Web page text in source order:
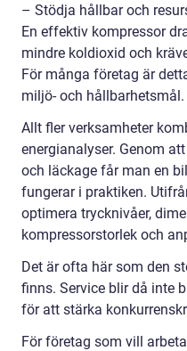
– Stödja hållbar och
En effektiv kompressor
mindre koldioxid och
För många företag är
miljö- och hållbarhetsmål.
Allt fler verksamheter
energianalyser. Genom
och läckage får man en
fungerar i praktiken.
optimera trycknivåer,
kompressorstorlek och
Det är ofta här som den
finns. Service blir då inte
för att stärka
För företag som vill